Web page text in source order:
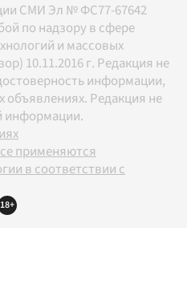
СМИ Эл № ФС77-67642
по надзору в сфере
и массовых
10.11.2016 г. Редакция не
информации,
Редакция не
информации.
применяются
в соответствии с
18+